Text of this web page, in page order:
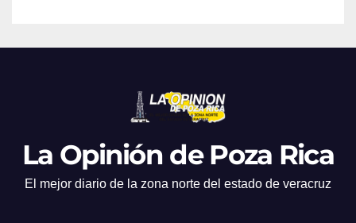
La Opinión de Poza Rica
El mejor diario de la zona norte del estado de veracruz